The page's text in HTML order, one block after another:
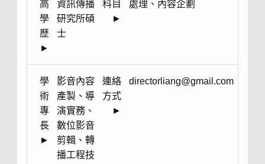
高
學
歷
►
資訊傳播
研究所碩
士
科目
►
處理、內容企劃
學
術
專
長
►
影音內容
產製、導
演實務、
數位影音
剪輯、轉
播工程技
連絡
方式
►
directorliang@gmail.com